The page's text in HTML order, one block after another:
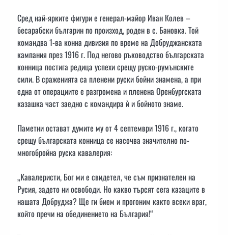
Сред най-ярките фигури е генерал-майор Иван Колев –
бесарабски българин по произход, роден в с. Бановка. Той
командва 1-ва конна дивизия по време на Добруджанската
кампания през 1916 г. Под негово ръководство българската
конница постига редица успехи срещу руско-румънските
сили. В сраженията са пленени руски бойни знамена, а при
една от операциите е разгромена и пленена Оренбургската
казашка част заедно с командира ѝ и бойното знаме.
Паметни остават думите му от 4 септември 1916 г., когато
срещу българската конница се насочва значително по-
многобройна руска кавалерия:
„Кавалеристи, Бог ми е свидетел, че съм признателен на
Русия, задето ни освободи. Но какво търсят сега казаците в
нашата Добруджа? Ще ги бием и прогоним както всеки враг,
който пречи на обединението на България!“